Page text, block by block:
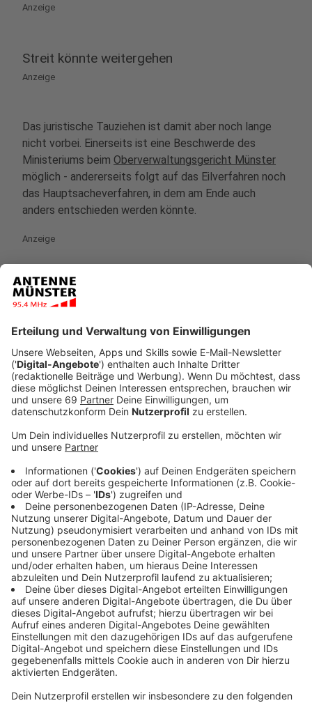
Anzeige
Streit könnte weitergehen
Anzeige
Das juristische Tauziehen ist damit aber noch lange
nicht vorbei. Einerseits ist eine Beschwerde des
Ministeriums beim Oberverwaltungsgericht Münster
möglich - andererseits folgt auf das Eilverfahren noch
das Hauptsacheverfahren, in dem am Ende auch
anders entschieden werden könnte.
Anzeige
©picture alliance / dpa | Robert Michael
alle Mitarbeiterinnen und Mitarbeiter in Kliniken
Anzeige
Anzeige
Aus demNRW-Gesundheitsministerium (MAGS)
immer wieder auf die Zahl 6.200 verwiesen. Der neue
Krankenhausplan umfasse 6.200
Einzelentscheidungen. Damit wird indirekt der Eindruck
erweckt, dass etwa 90 Klagen gegen diese
Einzelentscheidungen im Verhältnis eher wenig sind.
NRW ist das erste Bundesland mit einem solchen
neuen Modell. Die Krankenhausgesellschaft, Kassen,
Ärzte- und Pflegekammern hätten die Reform
mitgestaltet und stünden hinter ihr.
Anzeige